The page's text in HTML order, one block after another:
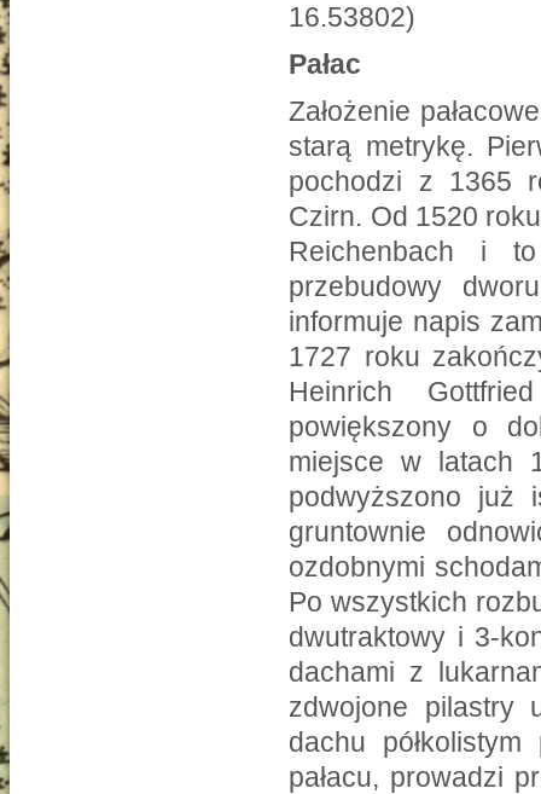
16.53802)
Pałac
Założenie
starą metrykę.
pochodzi z 1365
Czirn. Od 1520
Reichenbach i
przebudowy
informuje napis
1727 roku
Heinrich
powiększony o
miejsce w latach
podwyższono już
gruntownie
ozdobnymi
Po wszystkich
dwutraktowy i 3-
dachami z
zdwojone pilastry
dachu
pałacu, prowadzi